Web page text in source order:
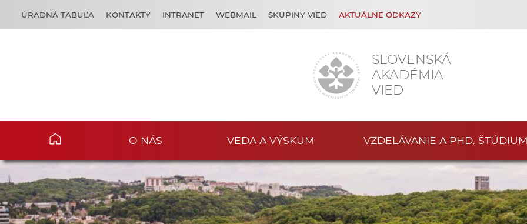
SLOVENSKÁ
AKADÉMIA
VIED
ÚRADNÁ TABUĽA KONTAKTY INTRANET WEBMAIL SKUPINY VIED AKTUÁLNE ODKAZY
O NÁS VEDA A VÝSKUM VZDELÁVANIE A PHD.